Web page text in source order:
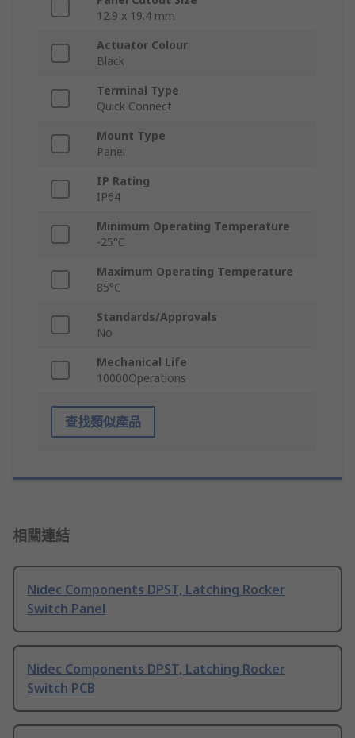
12.9 x 19.4 mm
Actuator Colour
Black
Terminal Type
Quick Connect
Mount Type
Panel
IP Rating
IP64
Minimum Operating Temperature
-25°C
Maximum Operating Temperature
85°C
Standards/Approvals
No
Mechanical Life
10000Operations
查找類似產品
相關連結
Nidec Components DPST, Latching Rocker
Switch Panel
Nidec Components DPST, Latching Rocker
Switch PCB